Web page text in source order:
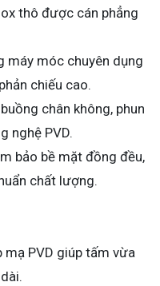
thô được cán phẳng
máy móc chuyên dụng
chiếu cao.
chân không, phun
nghệ PVD.
bảo bề mặt đồng đều,
chất lượng.
mạ PVD giúp tấm vừa